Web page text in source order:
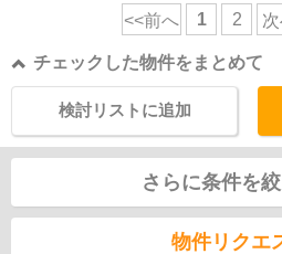
<<前へ 1 2
チェックした物件をまとめて
検討リストに追加
さらに条件を
物件リクエ